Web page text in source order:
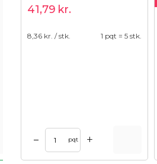
41,79 kr.
8,36 kr. / stk. 1 pqt = 5 stk.
– pqt +
Tilføj til kurv